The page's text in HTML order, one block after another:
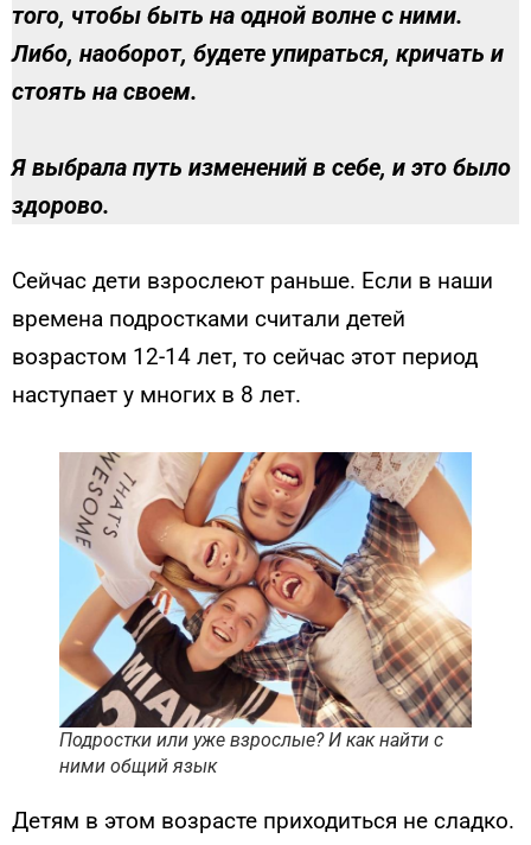
того, чтобы быть на одной волне с ними.
Либо, наоборот, будете упираться, кричать и
стоять на своем.
Я выбрала путь изменений в себе, и это было
здорово.
Сейчас дети взрослеют раньше. Если в наши
времена подростками считали детей
возрастом 12-14 лет, то сейчас этот период
наступает у многих в 8 лет.
Подростки или уже взрослые? И как найти с
ними общий язык
Детям в этом возрасте приходиться не сладко.